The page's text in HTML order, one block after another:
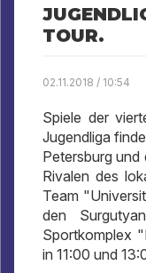
TOUR.
02.11.2018 / 10:54
Spiele der
Jugendliga
Petersburg und
Rivalen des
Team
den
Sportkomplex
in 11:00 und